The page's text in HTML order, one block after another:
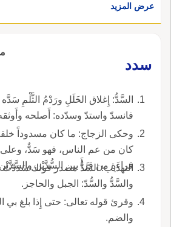
عرض المزيد
سدد
السَّدُّ: إِغلاق الخَلَلِ ورَدْمُ الثَّلْمِ
فانسدّ واستدّ وسدّده: أَصلحه
وحكى الزجاج: ما كان مسدوداً
كان من عم الناس، فهو سَدٌّ،
قراءَة من قرأَ بين السُّدَّيْن والسَّدَّيْن.التهذيب: السَّدُّ مصدر قولك
والسَّدُّ والسُّدّ: الجبل والحاجز.
وقرئ قوله تعالى: حتى إِذا بلغ بي
والضم.